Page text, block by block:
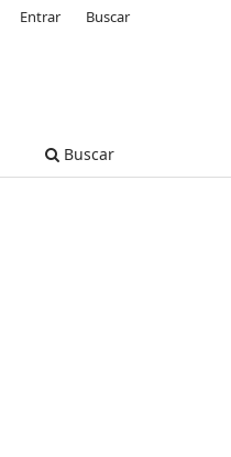
Buscar
Entrar Buscar